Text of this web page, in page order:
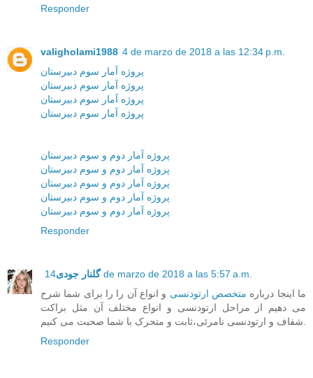
Responder
valigholami1988 4 de marzo de 2018 a las 12:34 p.m.
پروژه آمار سوم دبیرستان
پروژه آمار سوم دبیرستان
پروژه آمار سوم دبیرستان
پروژه آمار سوم دبیرستان
پروژه آمار دوم و سوم دبیرستان
پروژه آمار دوم و سوم دبیرستان
پروژه آمار دوم و سوم دبیرستان
پروژه آمار دوم و سوم دبیرستان
پروژه آمار دوم و سوم دبیرستان
Responder
گلنار جودی14 de marzo de 2018 a las 5:57 a.m.
ما اینجا درباره متخصص ارتودنسی و انواع آن را را برای شما شرح
می دهیم از مراحل ارتودنسی و انواع مختلف آن مثل براکت
Responder